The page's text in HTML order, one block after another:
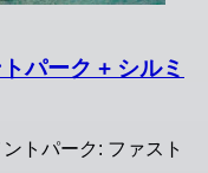
パーク + シルミ
トパーク: ファスト